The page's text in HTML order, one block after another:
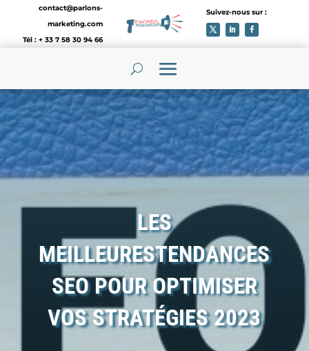
contact@parlons-
marketing.com
Tél : + 33 7 58 30 94 66
Suivez-nous sur :
LES
MEILLEURESTENDANCES
SEO POUR OPTIMISER
VOS STRATÉGIES 2023